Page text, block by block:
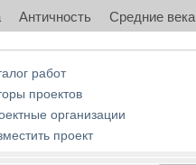
Античность Средние века
работ
проектов
организации
проект